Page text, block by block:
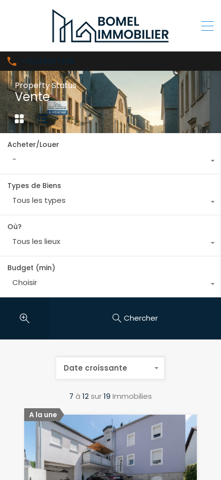
+35228207445
Property Status
Vente
Acheter/Louer
-
Types de Biens
Tous les types
Où?
Tous les lieux
Budget (min)
Choisir
Chercher
7 à 12sur19 Immobilies
Date croissante
A la une